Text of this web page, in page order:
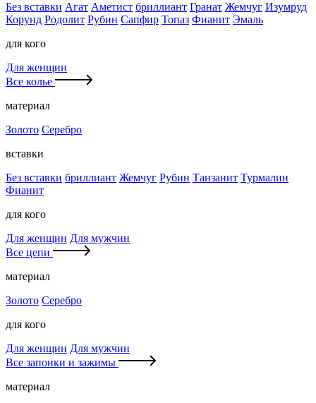
Без вставки Агат Аметист бриллиант Гранат Жемчуг Изумруд
Корунд Родолит Рубин Сапфир Топаз Фианит Эмаль
для кого
Для женщин
Все колье
материал
Золото Серебро
вставки
Без вставки бриллиант Жемчуг Рубин Танзанит Турмалин
Фианит
для кого
Для женщин Для мужчин
Все цепи
материал
Золото Серебро
для кого
Для женщин Для мужчин
Все запонки и зажимы
материал